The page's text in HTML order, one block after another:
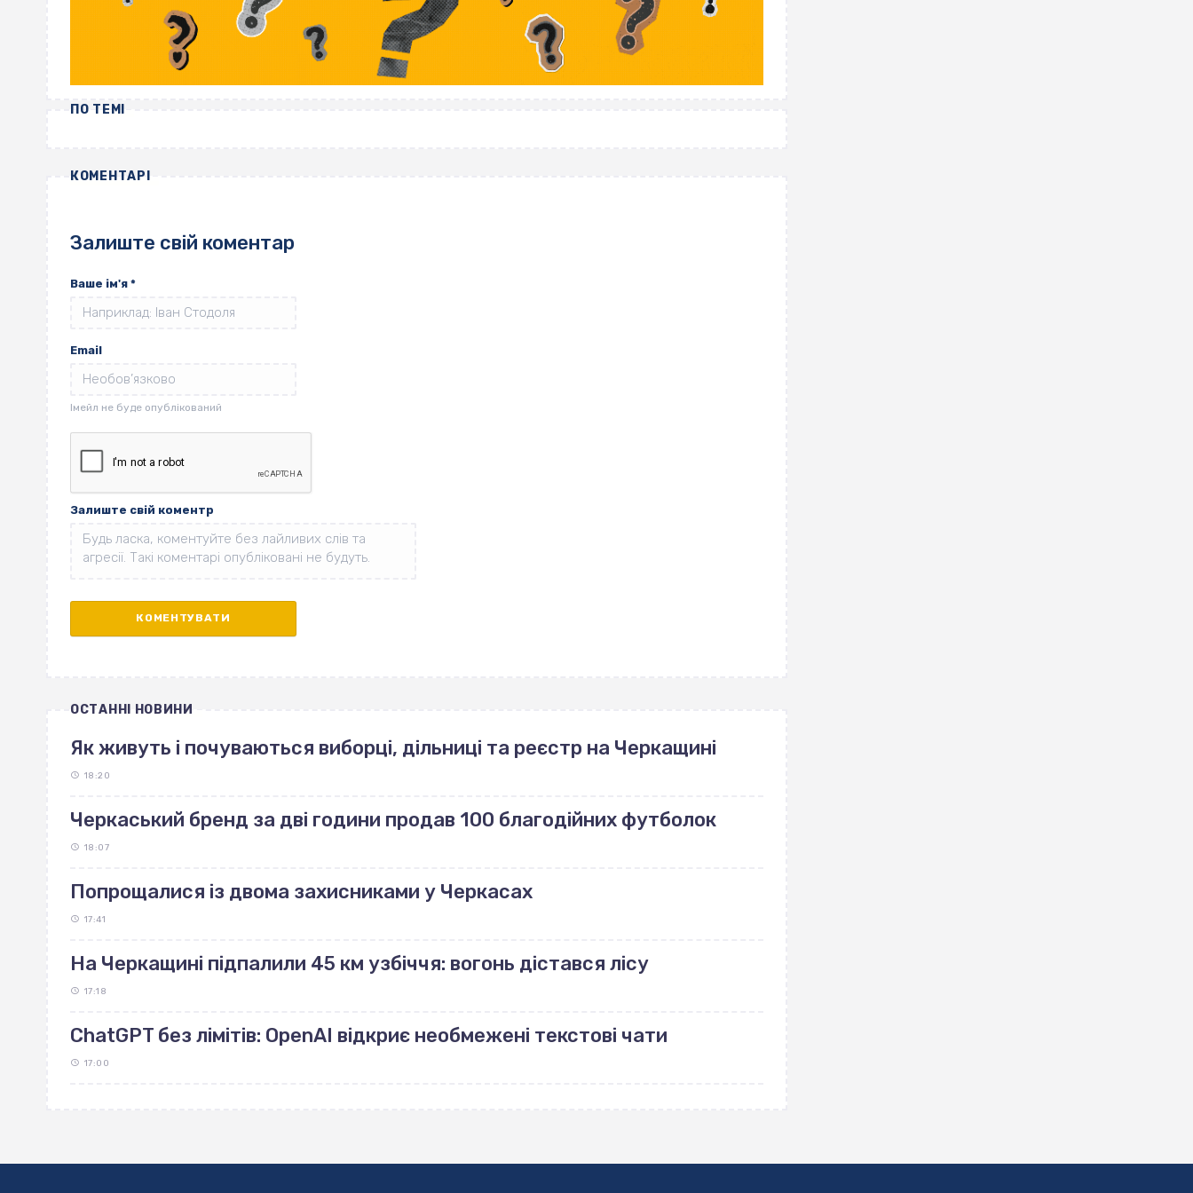
ПО ТЕМІ
КОМЕНТАРІ
Залиште свій коментар
Ваше ім'я *
Email
Залиште свій коментр
ОСТАННІ НОВИНИ
Як живуть і почуваються виборці, дільниці та реєстр на Черкащині
18:20
Черкаський бренд за дві години продав 100 благодійних футболок
18:07
Попрощалися із двома захисниками у Черкасах
17:41
На Черкащині підпалили 45 км узбіччя: вогонь дістався лісу
17:18
ChatGPT без лімітів: OpenAI відкриє необмежені текстові чати
17:00